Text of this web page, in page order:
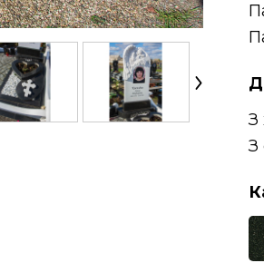
З
З